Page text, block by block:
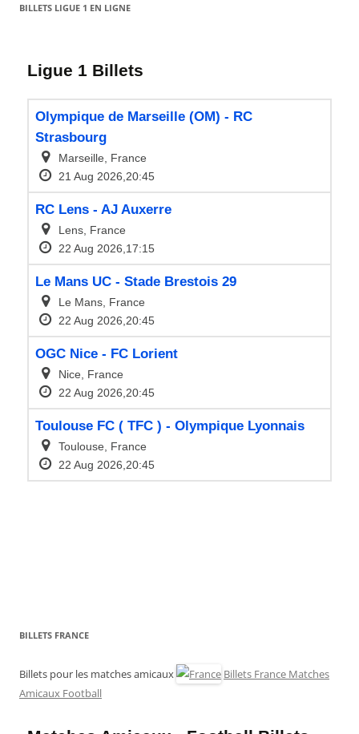
BILLETS LIGUE 1 EN LIGNE
BILLETS FRANCE
Billets pour les matches amicaux
Billets France Matches
Amicaux Football